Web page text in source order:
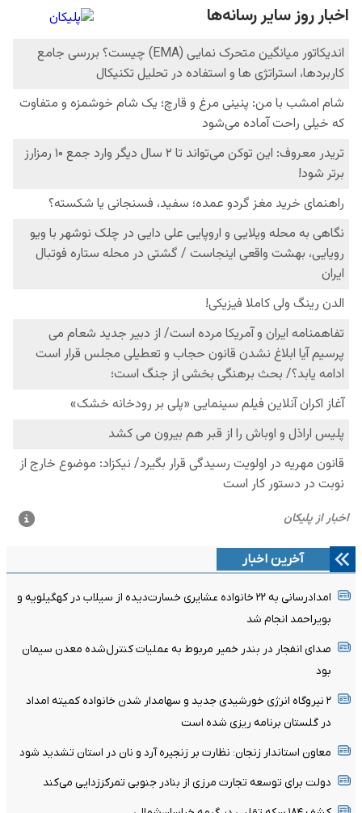
آخرین اخبار
امدادرسانی به ۲۲ خانواده عشایری خسارت‌دیده از سیلاب در کهگیلویه و
بویراحمد انجام شد
صدای انفجار در بندر خمیر مربوط به عملیات کنترل‌شده معدن سیمان
بود
۲ نیروگاه انرژی خورشیدی جدید و سهامدار شدن خانواده کمیته امداد
در گلستان برنامه ریزی شده است
معاون استاندار زنجان: نظارت بر زنجیره آرد و نان در استان تشدید شود
دولت برای توسعه تجارت مرزی از بنادر جنوبی تمرکززدایی می‌کند